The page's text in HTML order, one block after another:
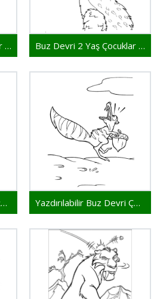
Buz Devri 3 Yaş Çocuklar İçin Buz Devri 2 Yaş Çocuklar İçin
Yazdırılabilir Buz Devri Resim Yazdırılabilir Buz Devri Çocuklar İçin